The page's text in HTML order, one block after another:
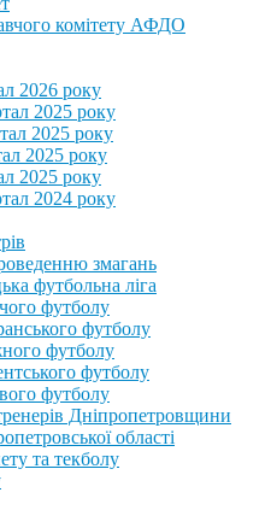
комітету АФДО
2026 року
2025 року
2025 року
2025 року
2025 року
2024 року
змагань
футбольна ліга
футболу
футболу
футболу
футболу
футболу
Дніпропетровщини
області
та текболу